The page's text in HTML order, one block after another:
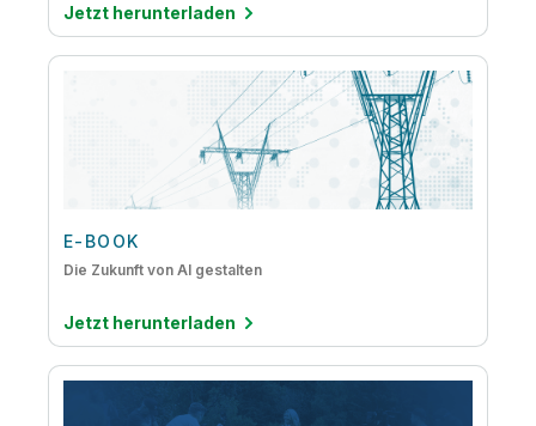
Jetzt herunterladen
E-BOOK
Die Zukunft von AI gestalten
Jetzt herunterladen